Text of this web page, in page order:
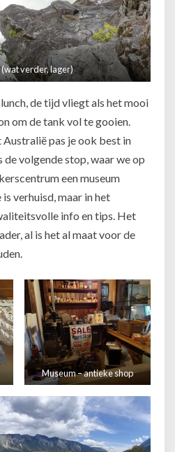
verder, lager)
de tijd vliegt als het mooi
om de tank vol te gooien.
pas je ook best in
de volgende stop, waar we op
een museum
verhuisd, maar in het
info en tips. Het
al is het al maat voor de
Museum – antieke shop